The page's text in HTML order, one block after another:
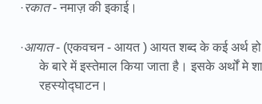
·रकात- नमाज़ की इकाई।
·आयात- (एकवचन - आयत ) आयत शब्द के कई अर्थ
के बारे में इस्तेमाल किया जाता है। इसके अर्थों
रहस्योद्घाटन।